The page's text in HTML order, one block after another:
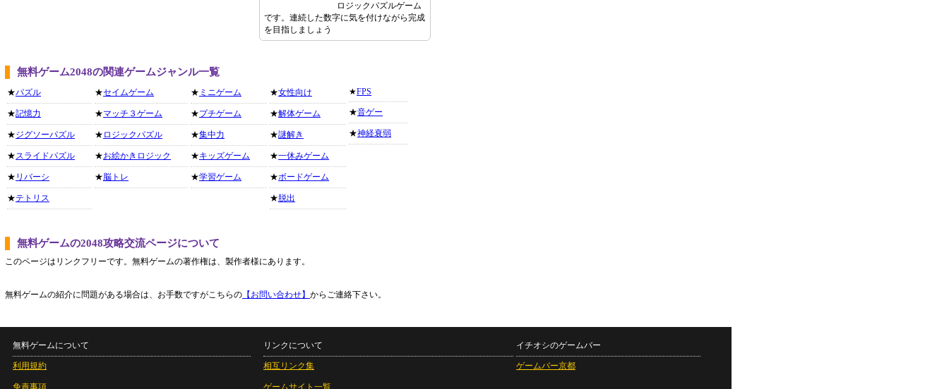
ロジックパズルゲーム
です。連続した数字に気を付けながら完成
を目指しましょう
無料ゲーム2048の関連ゲームジャンル一覧
★パズル
★記憶力
★ジグソーパズル
★スライドパズル
★ リバーシ
★テトリス
★セイムゲーム
★マッチ３ゲーム
★ ロジックパズル
★お絵かきロジック
★脳トレ
★ ミニゲーム
★プチゲーム
★集中力
★キッズゲーム
★学習ゲーム
★女性向け
★解体ゲーム
★謎解き
★一休みゲーム
★ボードゲーム
★ 脱出
★FPS
★音ゲー
★神経衰弱
無料ゲームの2048攻略交流ページについて
このページはリンクフリーです。無料ゲームの著作権は、製作者様にあります。
無料ゲームの紹介に問題がある場合は、お手数ですがこちらの 【お問い合わせ】 からご連絡下さい。
無料ゲームについて
利用規約
免責事項
リンクについて
相互リンク集
ゲームサイト一覧
イチオシのゲームバー
ゲームバー京都